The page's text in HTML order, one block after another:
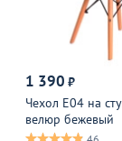
1 390 ₽
Чехол Е04 на
велюр бежевый